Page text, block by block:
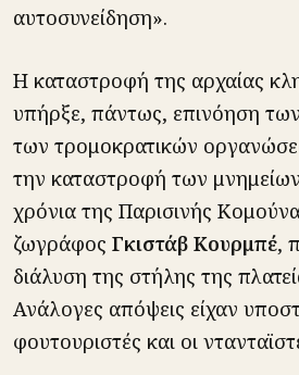
αυτοσυνείδηση».
Η καταστροφή της αρχαίας
υπήρξε, πάντως, επινόηση
των τρομοκρατικών
την καταστροφή των
χρόνια της Παρισινής
ζωγράφος Γκιστάβ Κουρμπέ,
διάλυση της στήλης της
Ανάλογες απόψεις είχαν
φουτουριστές και οι